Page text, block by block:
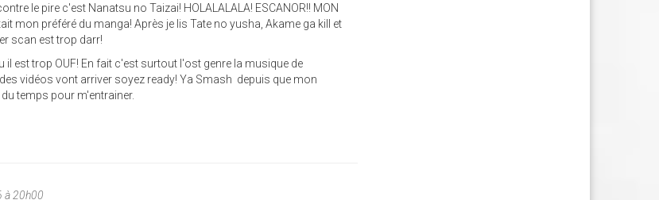
le pire c'est Nanatsu no Taizai! HOLALALALA! ESCANOR!! MON
mon préféré du manga! Après je lis Tate no yusha, Akame ga kill et
scan est trop darr!
il est trop OUF! En fait c'est surtout l'ost genre la musique de
vidéos vont arriver soyez ready! Ya Smash depuis que mon
temps pour m'entrainer.
à 20h00